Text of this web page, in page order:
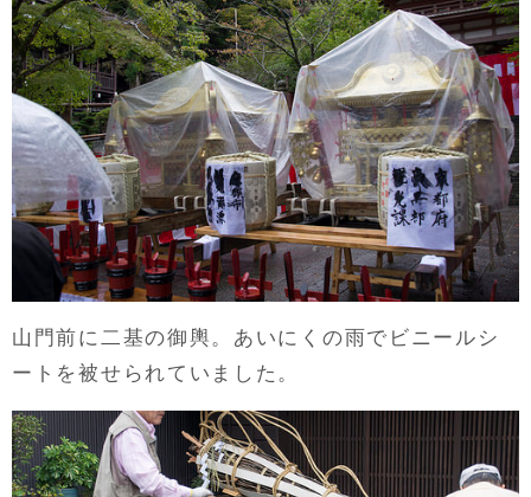
山門前に二基の御輿。あいにくの雨でビニールシ
ートを被せられていました。